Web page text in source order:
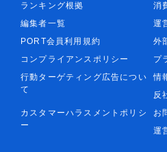
ランキング根拠
消
編集者一覧
運
PORT会員利用規約
外
コンプライアンスポリシー
プ
行動ターゲティング広告につい
て
情
反
カスタマーハラスメントポリシ
ー
お
運